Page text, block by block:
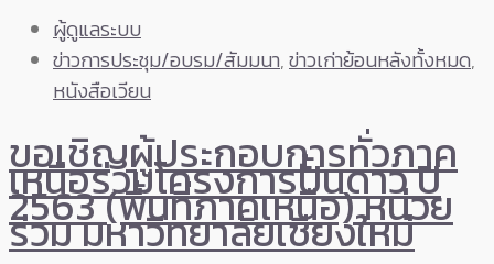
ผู้ดูแลระบบ
ข่าวการประชุม/อบรม/สัมมนา,ข่าวเก่าย้อนหลังทั้งหมด,
หนังสือเวียน
ขอเชิญผู้ประกอบการทั่วภาค
เหนือร่วมโครงการปั้นดาว ปี
2563 (พื้นที่ภาคเหนือ) หน่วย
ร่วม มหาวิทยาลัยเชียงใหม่